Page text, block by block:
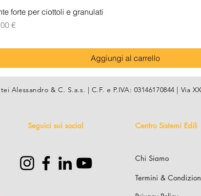
forte per ciottoli e granulati
€
Aggiungi al carrello
Alessandro & C. S.a.s. | C.F. e P.IVA: 03146170844 | Via
Seguici sui social Centro Sistemi Edili
Chi Siamo
Termini &